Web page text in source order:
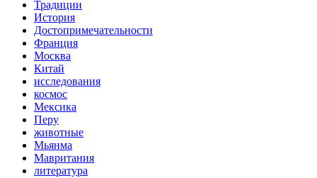
Традиции
История
Достопримечательности
Франция
Москва
Китай
исследования
космос
Мексика
Перу
животные
Мьянма
Мавритания
литература